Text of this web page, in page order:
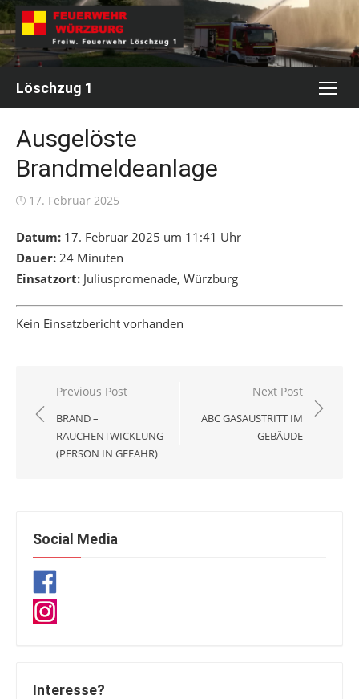
Skip
to
content
Löschzug 1
Ausgelöste
Brandmeldeanlage
Posted
17. Februar 2025
Datum: 17. Februar 2025 um 11:41 Uhr
Dauer: 24 Minuten
Einsatzort: Juliuspromenade, Würzburg
Kein Einsatzbericht vorhanden
Beitragsnavigation
Previous Post
BRAND –
RAUCHENTWICKLUNG
(PERSON IN GEFAHR)
Next Post
ABC GASAUSTRITT IM
GEBÄUDE
Social Media
Interesse?